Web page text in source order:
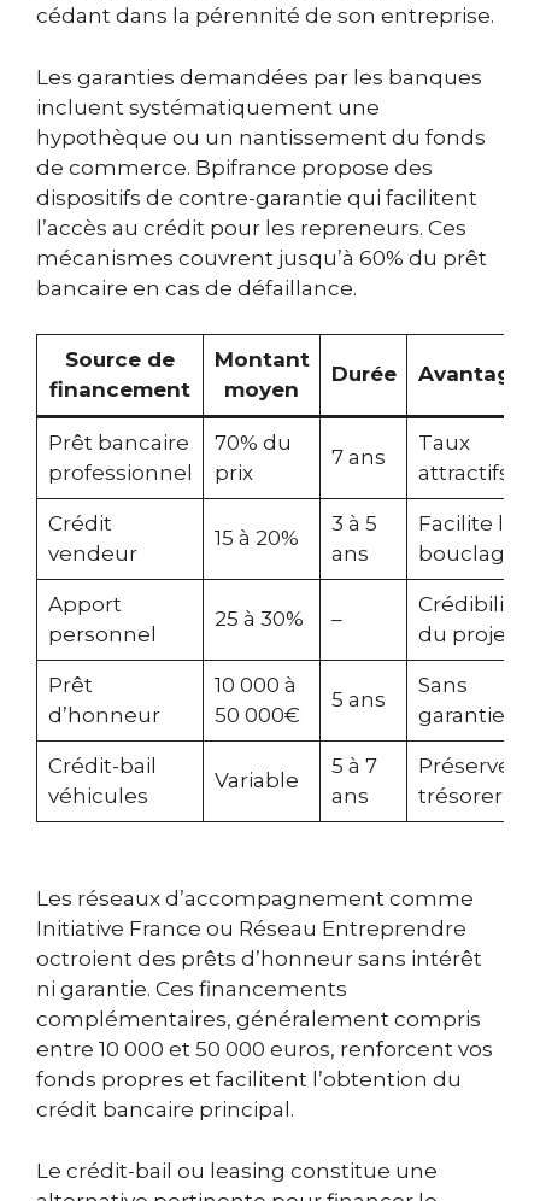
cédant dans la pérennité de son entreprise.
Les garanties demandées par les banques
incluent systématiquement une
hypothèque ou un nantissement du fonds
de commerce. Bpifrance propose des
dispositifs de contre-garantie qui facilitent
l’accès au crédit pour les repreneurs. Ces
mécanismes couvrent jusqu’à 60% du prêt
bancaire en cas de défaillance.
Source de
financement
Montant
moyen
Durée Avantages
Prêt bancaire
professionnel
70% du
prix
7 ans
Taux
attractifs
Crédit
vendeur
15 à 20%
3 à 5
ans
Facilite le
bouclage
Apport
personnel
25 à 30% –
Crédibilité
du projet
Prêt
d’honneur
10 000 à
50 000€
5 ans
Sans
garantie
Crédit-bail
véhicules
Variable
5 à 7
ans
Préserve
trésorerie
Les réseaux d’accompagnement comme
Initiative France ou Réseau Entreprendre
octroient des prêts d’honneur sans intérêt
ni garantie. Ces financements
complémentaires, généralement compris
entre 10 000 et 50 000 euros, renforcent vos
fonds propres et facilitent l’obtention du
crédit bancaire principal.
Le crédit-bail ou leasing constitue une